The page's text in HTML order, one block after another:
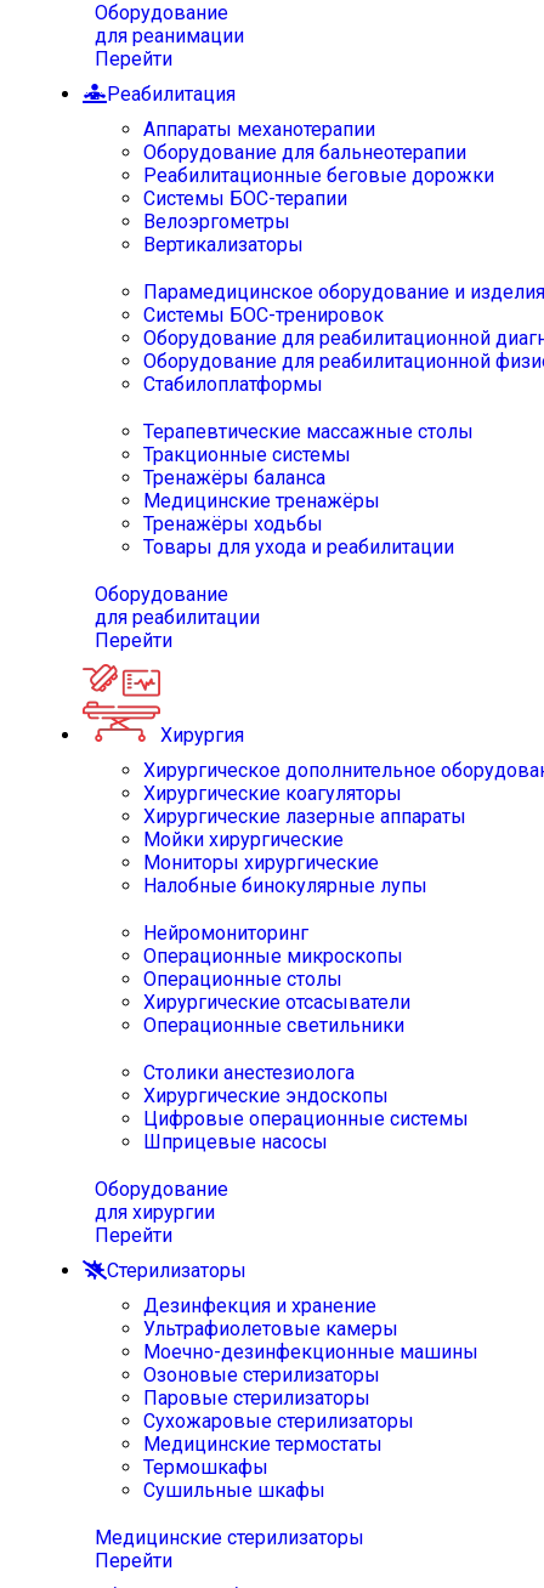
Оборудование
для реанимации
Перейти
Реабилитация
Аппараты механотерапии
Оборудование для бальнеотерапии
Реабилитационные беговые дорожки
Системы БОС-терапии
Велоэргометры
Вертикализаторы
Парамедицинское оборудование и изделия
Системы БОС-тренировок
Оборудование для реабилитационной
Оборудование для реабилитационной
Стабилоплатформы
Терапевтические массажные столы
Тракционные системы
Тренажёры баланса
Медицинские тренажёры
Тренажёры ходьбы
Товары для ухода и реабилитации
Оборудование
для реабилитации
Перейти
Хирургия
Хирургическое дополнительное
Хирургические коагуляторы
Хирургические лазерные аппараты
Мойки хирургические
Мониторы хирургические
Налобные бинокулярные лупы
Нейромониторинг
Операционные микроскопы
Операционные столы
Хирургические отсасыватели
Операционные светильники
Столики анестезиолога
Хирургические эндоскопы
Цифровые операционные системы
Шприцевые насосы
Оборудование
для хирургии
Перейти
Стерилизаторы
Дезинфекция и хранение
Ультрафиолетовые камеры
Моечно-дезинфекционные машины
Озоновые стерилизаторы
Паровые стерилизаторы
Сухожаровые стерилизаторы
Медицинские термостаты
Термошкафы
Сушильные шкафы
Медицинские стерилизаторы
Перейти